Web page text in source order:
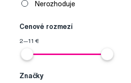
Nerozhoduje
Cenové rozmezí
2—11 €
Značky